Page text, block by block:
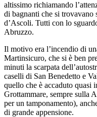
altissimo richiamando
di bagnanti che si trovavano
d’Ascoli. Tutti con lo
Abruzzo.
Il motivo era l’incendio di
Martinsicuro, che si è ben
minuti la scarpata
caselli di San Benedetto e
quello che è accaduto quasi
Grottammare, sempre sulla
per un tamponamento),
di grande appensione.